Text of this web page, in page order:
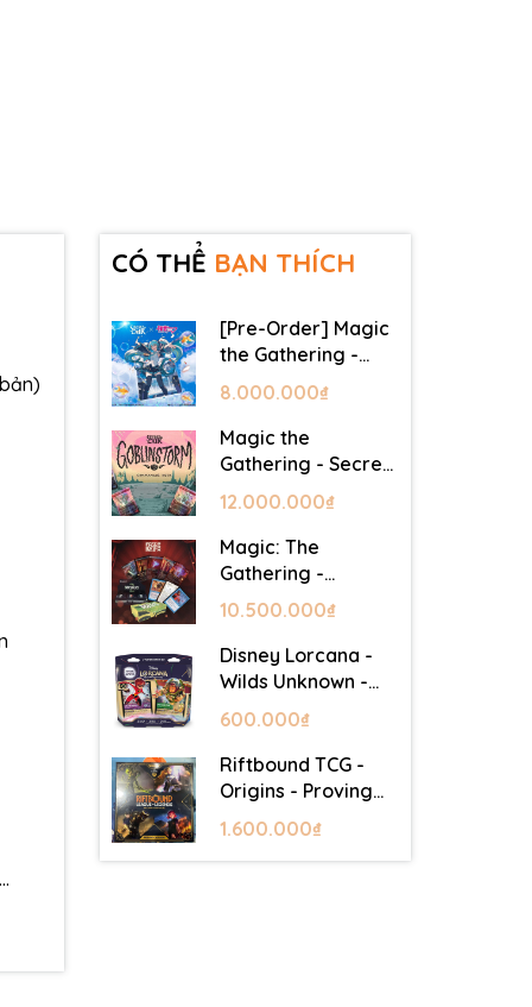
CÓ THỂ BẠN THÍCH
[Pre-Order] Magic
the Gathering -
Secret Lair -
Commander Deck:
Hatsune Miku
8.000.000₫
Magic the
Gathering - Secret
Lair - Commander
Deck: Goblin Storm
12.000.000₫
Magic: The
Gathering -
Mystery Booster 2
- Festival in a Box
(Las Vegas 2026)
10.500.000₫
Disney Lorcana -
Wilds Unknown -
Starter Set
600.000₫
Riftbound TCG -
Origins - Proving
Grounds Box Set
1.600.000₫